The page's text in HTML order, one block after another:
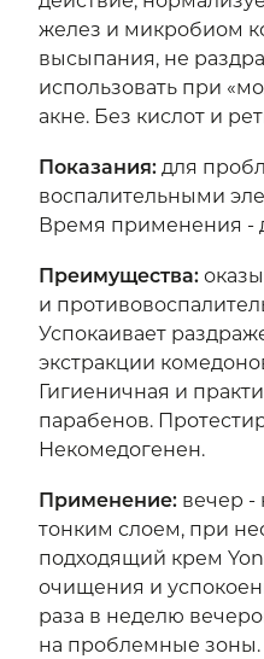
желез и микробиом
высыпания, не
использовать при
акне. Без кислот и
Показания:для
воспалительными
Время применения -
Преимущества:
и
Успокаивает
экстракции
Гигиеничная и
парабенов.
Некомедогенен.
Применение:вечер -
тонким слоем, при
подходящий крем
очищения и
раза в неделю
на проблемные